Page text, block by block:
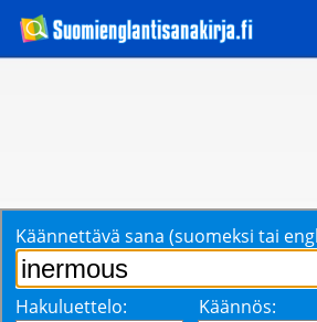
Käännettävä sana (suomeksi tai
Hakuluettelo: Käännös: